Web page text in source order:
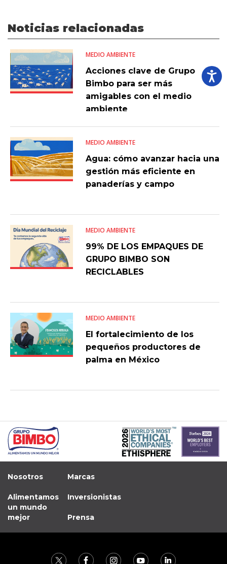
Noticias relacionadas
MEDIO AMBIENTE
Acciones clave de Grupo
Bimbo para ser más
amigables con el medio
ambiente
MEDIO AMBIENTE
Agua: cómo avanzar hacia una
gestión más eficiente en
panaderías y campo
MEDIO AMBIENTE
99% DE LOS EMPAQUES DE
GRUPO BIMBO SON
RECICLABLES
MEDIO AMBIENTE
El fortalecimiento de los
pequeños productores de
palma en México
Nosotros
Alimentamos
un mundo
mejor
Marcas
Inversionistas
Prensa